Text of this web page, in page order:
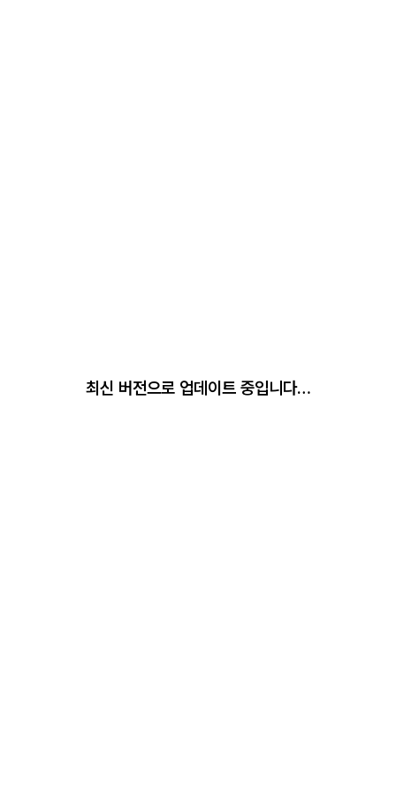
최신 버전으로 업데이트 중입니다…